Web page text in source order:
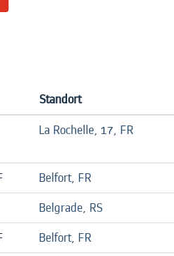
Standort
La Rochelle, 17, FR
Belfort, FR
Belgrade, RS
Belfort, FR